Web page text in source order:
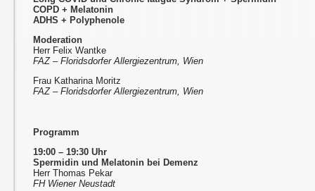
COPD + Melatonin
ADHS + Polyphenole
Moderation
Herr Felix Wantke
FAZ – Floridsdorfer Allergiezentrum, Wien
Frau Katharina Moritz
FAZ – Floridsdorfer Allergiezentrum, Wien
Programm
19:00 – 19:30 Uhr
Spermidin und Melatonin bei Demenz
Herr Thomas Pekar
FH Wiener Neustadt